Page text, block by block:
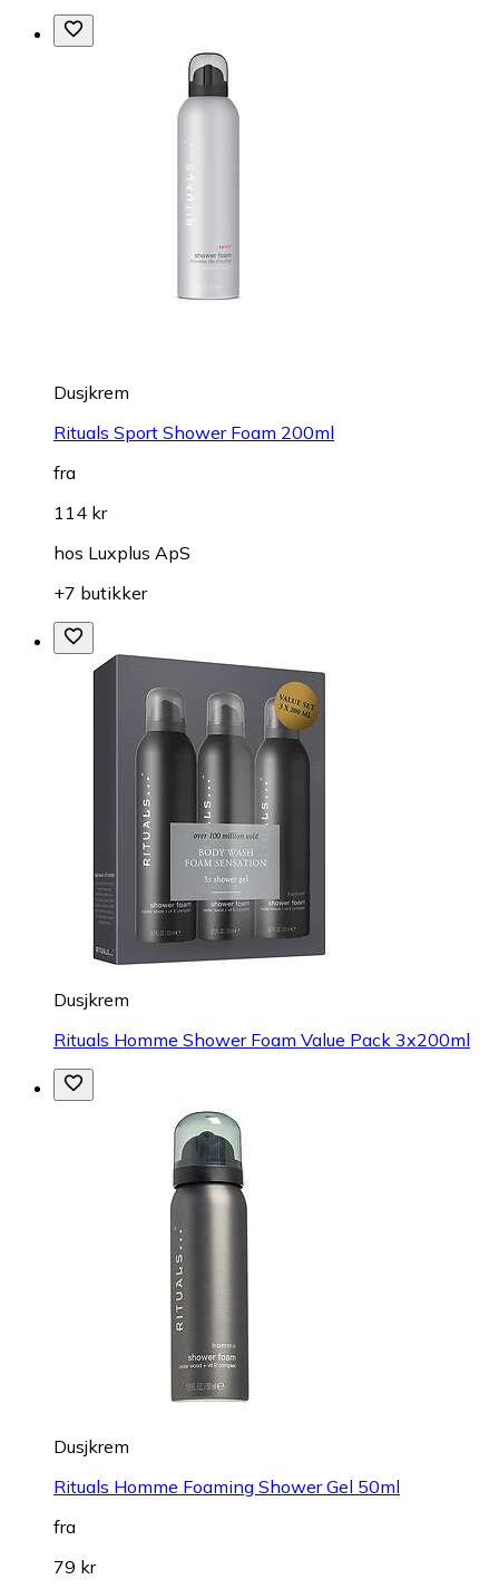
Dusjkrem
Rituals Sport Shower Foam 200ml
fra
114 kr
hos Luxplus ApS
+7 butikker
Dusjkrem
Rituals Homme Shower Foam Value Pack 3x200ml
Dusjkrem
Rituals Homme Foaming Shower Gel 50ml
fra
79 kr